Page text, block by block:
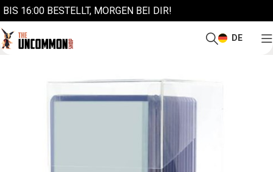
BIS 16:00 BESTELLT, MORGEN BEI DIR!
DE